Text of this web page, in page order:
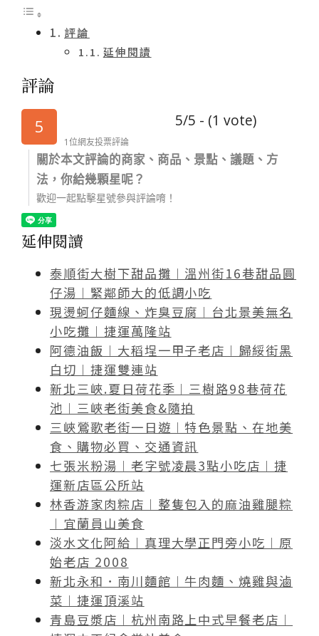
評論
延伸閱讀
評論
5 5/5 - (1 vote)
1位網友投票評論
關於本文評論的商家、商品、景點、議題、方
法，你給幾顆星呢？
歡迎一起點擊星號參與評論唷！
延伸閱讀
泰順街大樹下甜品攤︱溫州街16巷甜品圓
仔湯︱緊鄰師大的低調小吃
現燙蚵仔麵線、炸臭豆腐︱台北景美無名
小吃攤︱捷運萬隆站
阿德油飯︱大稻埕一甲子老店︱歸綏街黑
白切︱捷運雙連站
新北三峽.夏日荷花季︱三樹路98巷荷花
池︱三峽老街美食&隨拍
三峽鶯歌老街一日遊︱特色景點、在地美
食、購物必買、交通資訊
七張米粉湯︱老字號凌晨3點小吃店︱捷
運新店區公所站
林香游家肉粽店︱整隻包入的麻油雞腿粽
︱宜蘭員山美食
淡水文化阿給︱真理大學正門旁小吃︱原
始老店 2008
新北永和．南川麵館︱牛肉麵、燒雞與滷
菜︱捷運頂溪站
青島豆漿店︱杭州南路上中式早餐老店︱